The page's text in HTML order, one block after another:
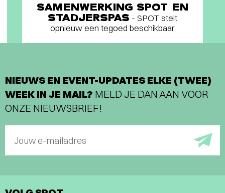
SAMENWERKING SPOT EN
STADJERSPAS - SPOT stelt
opnieuw een tegoed beschikbaar
NIEUWS EN EVENT-UPDATES ELKE (TWEE)
WEEK IN JE MAIL? MELD JE DAN AAN VOOR
ONZE NIEUWSBRIEF!
Jouw e-mailadres